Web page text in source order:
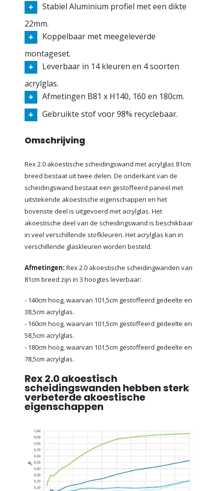
Stabiel Aluminium profiel met een dikte
22mm.
Koppelbaar met meegeleverde
montageset.
Leverbaar in 14 kleuren en 4 soorten
acrylglas.
Afmetingen B81 x H140, 160 en 180cm.
Gebruikte stof voor 98% recyclebaar.
Omschrijving
Rex 2.0 akoestische scheidingswand met acrylglas 81cm
breed bestaat uit twee delen. De onderkant van de
scheidingswand bestaat een gestoffeerd paneel met
uitstekende akoestische eigenschappen en het
bovenste deel is uitgevoerd met acrylglas. Het
akoestische deel van de scheidingswand is beschikbaar
in veel verschillende stofkleuren. Het acrylglas kan in
verschillende glaskleuren worden besteld.
Afmetingen: Rex 2.0 akoestische scheidingwanden van
81cm breed zijn in 3 hoogtes leverbaar:
- 140cm hoog, waarvan 101,5cm gestoffeerd gedeelte en
38,5cm acrylglas.
- 160cm hoog, waarvan 101,5cm gestoffeerd gedeelte en
58,5cm acrylglas.
- 180cm hoog, waarvan 101,5cm gestoffeerd gedeelte en
78,5cm acrylglas.
Rex 2.0 akoestisch
scheidingswanden hebben sterk
verbeterde akoestische
eigenschappen